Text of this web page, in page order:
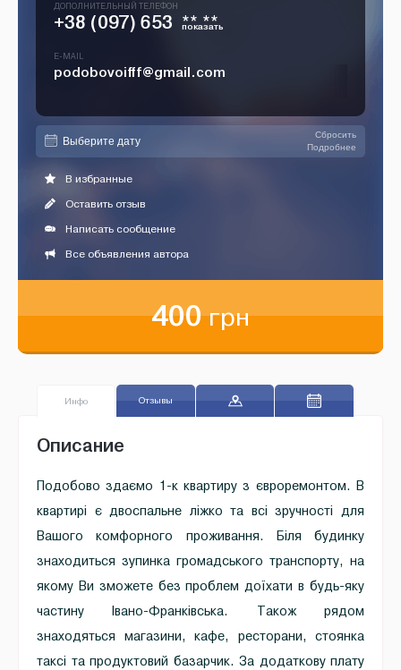
ДОПОЛНИТЕЛЬНЫЙ ТЕЛЕФОН
+38 (097) 653 ** **
показать
E-MAIL
podobovoifff@gmail.com
Сбросить
Подробнее
В избранные
Оставить отзыв
Написать сообщение
Все объявления автора
400грн
Инфо Отзывы
Описание
Подобово здаємо 1-к квартиру з євроремонтом. В
квартирі є двоспальне ліжко та всі зручності для
Вашого комфорного проживання. Біля будинку
знаходиться зупинка громадського транспорту, на
якому Ви зможете без проблем доїхати в будь-яку
частину Івано-Франківська. Також рядом
знаходяться магазини, кафе, ресторани, стоянка
таксі та продуктовий базарчик. За додаткову плату